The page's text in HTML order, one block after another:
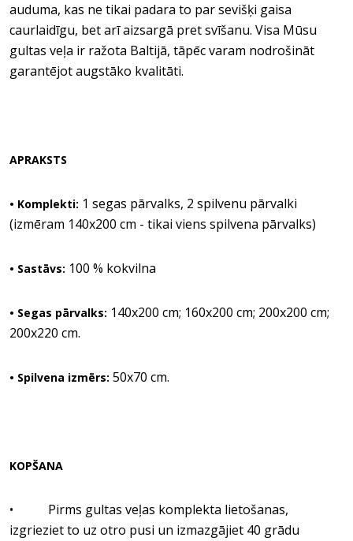
auduma, kas ne tikai padara to par sevišķi gaisa
caurlaidīgu, bet arī aizsargā pret svīšanu. Visa Mūsu
gultas veļa ir ražota Baltijā, tāpēc varam nodrošināt
garantējot augstāko kvalitāti.
APRAKSTS
• Komplekti: 1 segas pārvalks, 2 spilvenu pārvalki
(izmēram 140x200 cm - tikai viens spilvena pārvalks)
• Sastāvs: 100 % kokvilna
• Segas pārvalks: 140x200 cm; 160x200 cm; 200x200 cm;
200x220 cm.
• Spilvena izmērs: 50x70 cm.
KOPŠANA
• Pirms gultas veļas komplekta lietošanas,
izgrieziet to uz otro pusi un izmazgājiet 40 grādu